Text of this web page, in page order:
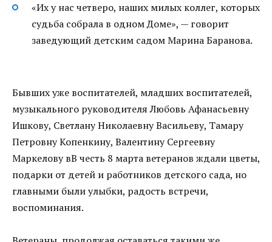
«Их у нас четверо, наших милых коллег, которых
судьба собрала в одном Доме», — говорит
заведующий детским садом Марина Баранова.
Бывших уже воспитателей, младших воспитателей,
музыкального руководителя Любовь Афанасьевну
Ишкову, Светлану Николаевну Васильеву, Тамару
Петровну Копенкину, Валентину Сергеевну
Маркелову вВ честь 8 марта ветеранов ждали цветы,
подарки от детей и работников детского сада, но
главными были улыбки, радость встречи,
воспоминания.